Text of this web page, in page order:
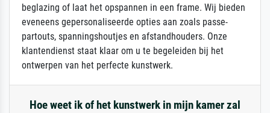
beglazing of laat het opspannen in een frame. Wij bieden
eveneens gepersonaliseerde opties aan zoals passe-
partouts, spanningshoutjes en afstandhouders. Onze
klantendienst staat klaar om u te begeleiden bij het
ontwerpen van het perfecte kunstwerk.
Hoe weet ik of het kunstwerk in mijn kamer zal